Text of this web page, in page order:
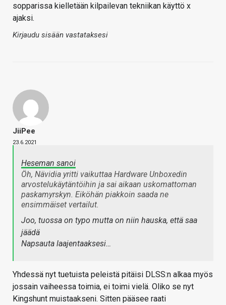
sopparissa kielletään kilpailevan tekniikan käyttö x
ajaksi.
Kirjaudu sisään vastataksesi
JiiPee
23.6.2021
Heseman sanoi
Öh, Nävidia yritti vaikuttaa Hardware Unboxedin
arvostelukäytäntöihin ja sai aikaan uskomattoman
paskamyrskyn. Eiköhän piakkoin saada ne
ensimmäiset vertailut.
Joo, tuossa on typo mutta on niin hauska, että saa
jäädä
Napsauta laajentaaksesi…
Yhdessä nyt tuetuista peleistä pitäisi DLSS:n alkaa myös
jossain vaiheessa toimia, ei toimi vielä. Oliko se nyt
Kingshunt muistaakseni. Sitten pääsee raati